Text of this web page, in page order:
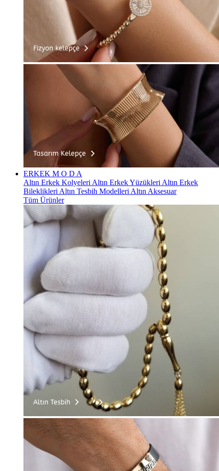
ERKEK M O D A
Altın Erkek Kolyeleri Altın Erkek Yüzükleri Altın Erkek
Bileklikleri Altın Tesbih Modelleri Altın Aksesuar
Tüm Ürünler